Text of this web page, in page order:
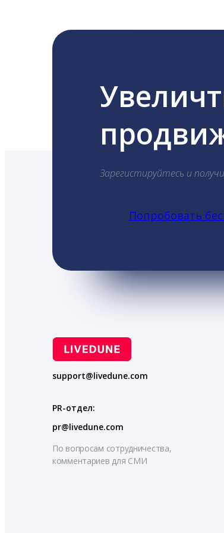
Зарегистируйтесь и
Попробовать
support@livedune.com
PR-отдел:
pr@livedune.com
По вопросам сотрудничества,
комментариев для СМИ